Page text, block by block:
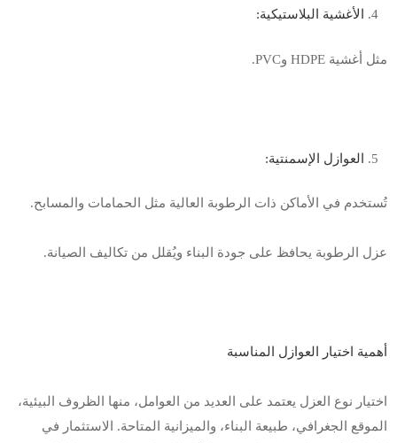
الأغشية البلاستيكية:
مثل أغشية HDPE وPVC.
العوازل الإسمنتية:
تُستخدم في الأماكن ذات الرطوبة العالية مثل الحمامات والمسابح.
عزل الرطوبة يحافظ على جودة البناء ويُقلل من تكاليف الصيانة.
أهمية اختيار العوازل المناسبة
اختيار نوع العزل يعتمد على العديد من العوامل، منها الظروف البيئية،
الموقع الجغرافي، طبيعة البناء، والميزانية المتاحة. الاستثمار في